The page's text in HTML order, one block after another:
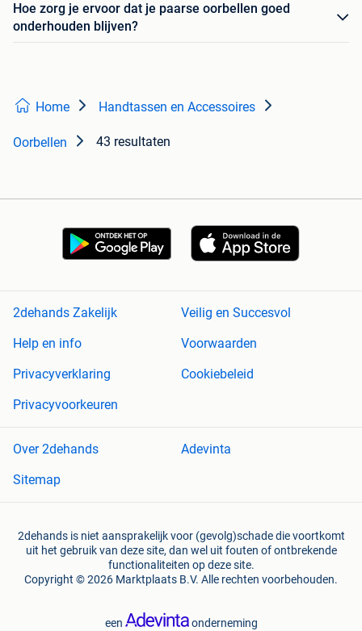
Hoe zorg je ervoor dat je paarse oorbellen goed
onderhouden blijven?
Home Handtassen en Accessoires
Oorbellen 43 resultaten
2dehands Zakelijk
Veilig en Succesvol
Help en info
Voorwaarden
Privacyverklaring
Cookiebeleid
Privacyvoorkeuren
Over 2dehands
Adevinta
Sitemap
2dehands is niet aansprakelijk voor (gevolg)schade die voortkomt
uit het gebruik van deze site, dan wel uit fouten of ontbrekende
functionaliteiten op deze site.
Copyright © 2026 Marktplaats B.V. Alle rechten voorbehouden.
een onderneming